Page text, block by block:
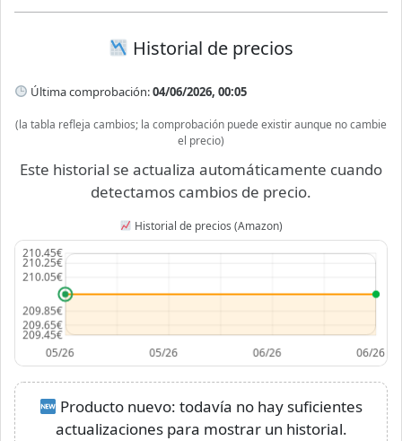
Historial de precios
Última comprobación:04/06/2026, 00:05
(la tabla refleja cambios; la comprobación puede existir aunque no cambie
el precio)
Este historial se actualiza automáticamente cuando
detectamos cambios de precio.
Historial de precios (Amazon)
Producto nuevo: todavía no hay suficientes
actualizaciones para mostrar un historial.